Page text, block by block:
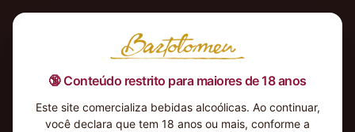
🔞 Conteúdo restrito para maiores de 18 anos
Este site comercializa bebidas alcoólicas. Ao continuar,
você declara que tem 18 anos ou mais, conforme a